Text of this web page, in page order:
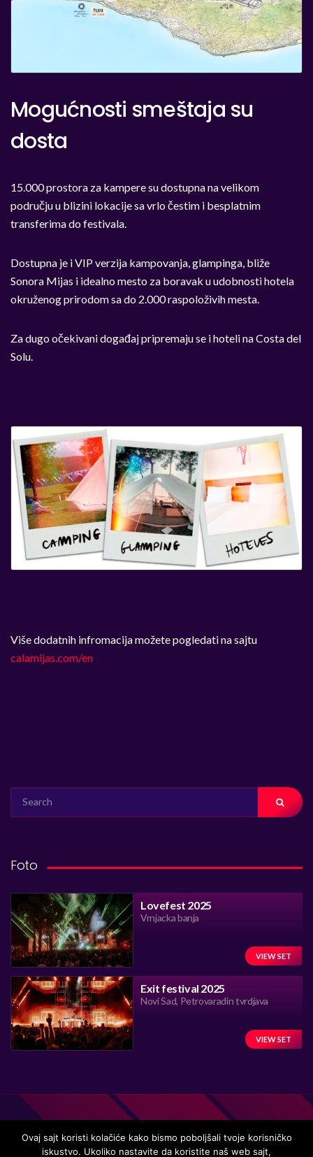
Mogućnosti smeštaja su
dosta
15.000 prostora za kampere su dostupna na velikom
području u blizini lokacije sa vrlo čestim i besplatnim
transferima do festivala.
Dostupna je i VIP verzija kampovanja, glampinga, bliže
Sonora Mijas i idealno mesto za boravak u udobnosti hotela
okruženog prirodom sa do 2.000 raspoloživih mesta.
Za dugo očekivani događaj pripremaju se i hoteli na Costa del
Solu.
Više dodatnih infromacija možete pogledati na sajtu
calamijas.com/en
FOR:
Foto
Lovefest 2025
Vrnjacka banja
VIEW SET
Exit festival 2025
Novi Sad, Petrovaradin tvrdjava
VIEW SET
Ovaj sajt koristi kolačiće kako bismo poboljšali tvoje korisničko
iskustvo. Ukoliko nastavite da koristite naš web sajt,